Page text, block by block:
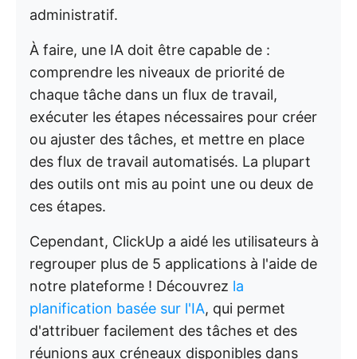
administratif.
À faire, une IA doit être capable de :
comprendre les niveaux de priorité de
chaque tâche dans un flux de travail,
exécuter les étapes nécessaires pour créer
ou ajuster des tâches, et mettre en place
des flux de travail automatisés. La plupart
des outils ont mis au point une ou deux de
ces étapes.
Cependant, ClickUp a aidé les utilisateurs à
regrouper plus de 5 applications à l'aide de
notre plateforme ! Découvrez la
planification basée sur l'IA, qui permet
d'attribuer facilement des tâches et des
réunions aux créneaux disponibles dans